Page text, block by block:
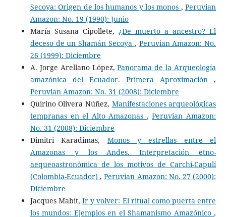
Secoya: Origen de los humanos y los monos ,Peruvian
Amazon: No. 19 (1990): Junio
María Susana Cipollete, ¿De muerto a ancestro? El
deceso de un Shamán Secoya , Peruvian Amazon: No.
26 (1999): Diciembre
A. Jorge Arellano López,Panorama de la Arqueología
amazónica del Ecuador. Primera Aproximación,
Peruvian Amazon: No. 31 (2008): Diciembre
Quirino Olivera Núñez, Manifestaciones arqueológicas
tempranas en el Alto Amazonas ,Peruvian Amazon:
No. 31 (2008): Diciembre
Dimitri Karadimas, Monos y estrellas entre el
Amazonas y los Andes. Interpretación etno-
aequeoastronómica de los motivos de Carchí-Capulí
(Colombia-Ecuador),Peruvian Amazon: No. 27 (2000):
Diciembre
Jacques Mabit,Ir y volver: El ritual como puerta entre
los mundos: Ejemplos en el Shamanismo Amazónico,